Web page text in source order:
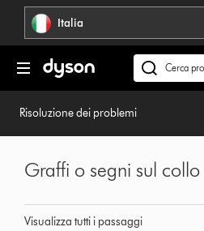
navigazione Italia
Cerca
su
Risoluzione dei problemi
Visualizza tutti i passaggi
Graffi o segni sul collo